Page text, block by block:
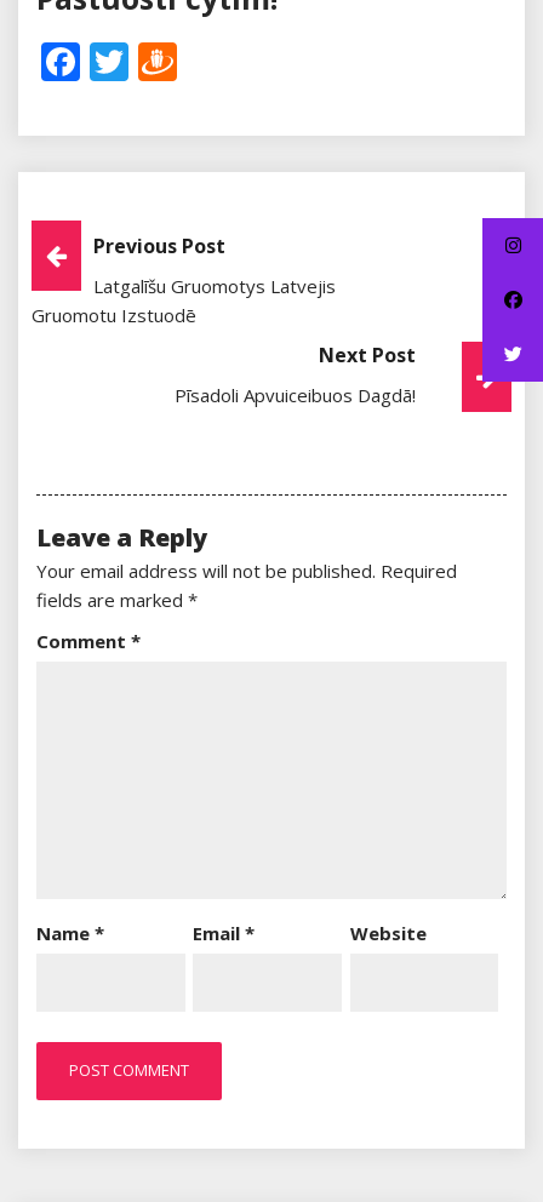
Facebook
Twitter
Post
Navigation
Previous Post
Latgalīšu Gruomotys Latvejis
Gruomotu Izstuodē
Next Post
Pīsadoli Apvuiceibuos Dagdā!
Leave a Reply
Your email address will not be published. Required
fields are marked *
Comment *
Name * Email* Website